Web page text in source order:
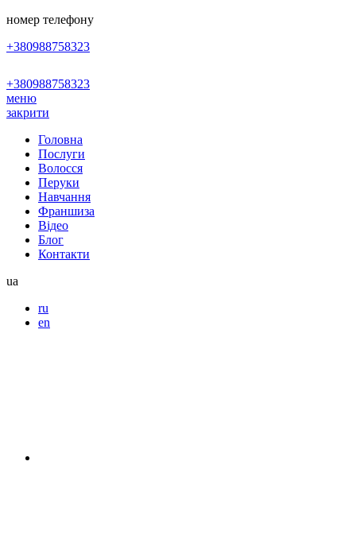
номер телефону
+380988758323
+380988758323
меню
закрити
Головна
Послуги
Волосся
Перуки
Навчання
Франшиза
Відео
Блог
Контакти
ua
ru
en